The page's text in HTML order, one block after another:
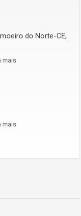
do Norte-CE,
mais
mais